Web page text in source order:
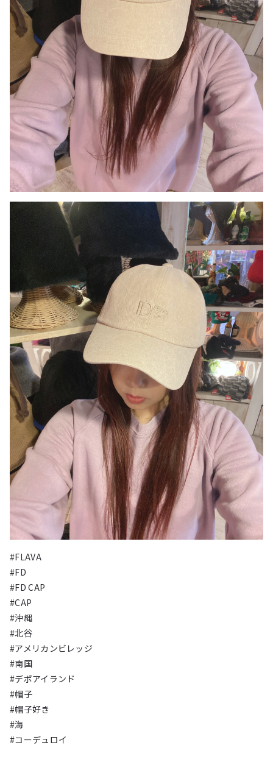
#FLAVA
#FD
#FD CAP
#CAP
#沖縄
#北谷
#アメリカンビレッジ
#南国
#デポアイランド
#帽子
#帽子好き
#海
#コーデュロイ